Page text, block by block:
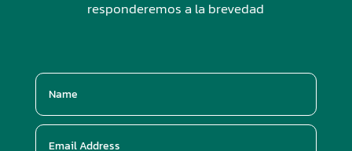
responderemos a la brevedad